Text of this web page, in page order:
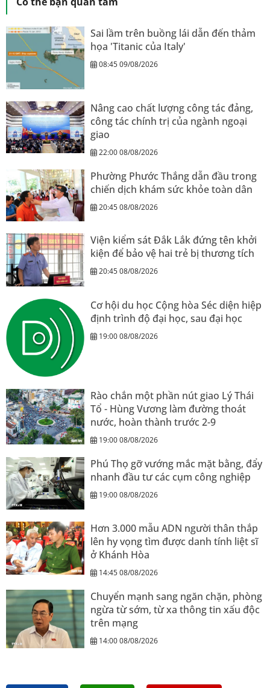
Sai lầm trên buồng lái dẫn đến thảm
họa 'Titanic của Italy'
08:45 09/08/2026
Nâng cao chất lượng công tác đảng,
công tác chính trị của ngành ngoại
giao
22:00 08/08/2026
Phường Phước Thắng dẫn đầu trong
chiến dịch khám sức khỏe toàn dân
20:45 08/08/2026
Viện kiểm sát Đắk Lắk đứng tên khởi
kiện để bảo vệ hai trẻ bị thương tích
20:45 08/08/2026
Cơ hội du học Cộng hòa Séc diện hiệp
định trình độ đại học, sau đại học
19:00 08/08/2026
Rào chắn một phần nút giao Lý Thái
Tổ - Hùng Vương làm đường thoát
nước, hoàn thành trước 2-9
19:00 08/08/2026
Phú Thọ gỡ vướng mắc mặt bằng, đẩy
nhanh đầu tư các cụm công nghiệp
19:00 08/08/2026
Hơn 3.000 mẫu ADN người thân thắp
lên hy vọng tìm được danh tính liệt sĩ
ở Khánh Hòa
14:45 08/08/2026
Chuyển mạnh sang ngăn chặn, phòng
ngừa từ sớm, từ xa thông tin xấu độc
trên mạng
14:00 08/08/2026